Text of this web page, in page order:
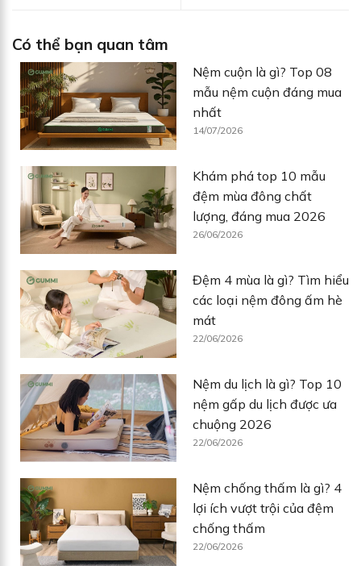
Có thể bạn quan tâm
Nệm cuộn là gì? Top 08
mẫu nệm cuộn đáng mua
nhất
14/07/2026
Khám phá top 10 mẫu
đệm mùa đông chất
lượng, đáng mua 2026
26/06/2026
Đệm 4 mùa là gì? Tìm hiểu
các loại nệm đông ấm hè
mát
22/06/2026
Nệm du lịch là gì? Top 10
nệm gấp du lịch được ưa
chuộng 2026
22/06/2026
Nệm chống thấm là gì? 4
lợi ích vượt trội của đệm
chống thấm
22/06/2026